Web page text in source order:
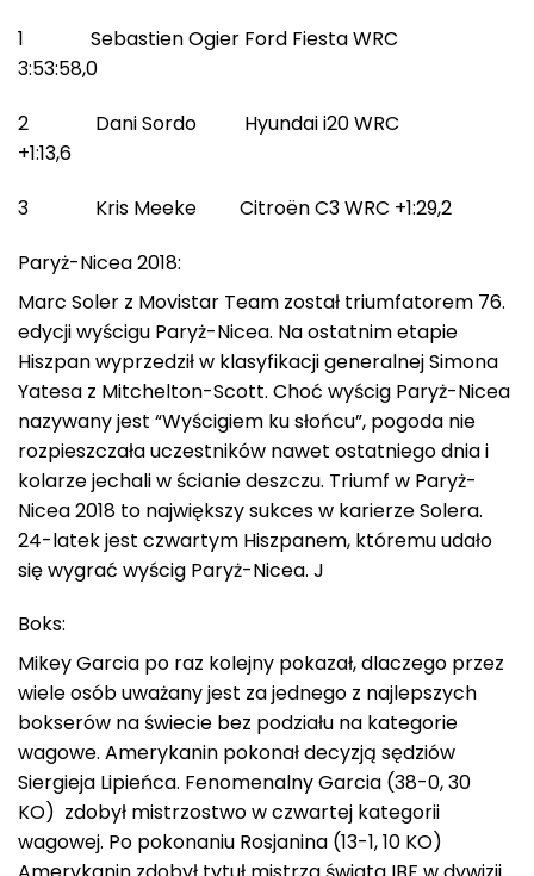
1 Sebastien Ogier Ford Fiesta WRC
3:53:58,0
2 Dani Sordo Hyundai i20 WRC
+1:13,6
3 Kris Meeke Citroën C3 WRC +1:29,2
Paryż-Nicea 2018:
Marc Soler z Movistar Team został triumfatorem 76.
edycji wyścigu Paryż-Nicea. Na ostatnim etapie
Hiszpan wyprzedził w klasyfikacji generalnej Simona
Yatesa z Mitchelton-Scott. Choć wyścig Paryż-Nicea
nazywany jest “Wyścigiem ku słońcu”, pogoda nie
rozpieszczała uczestników nawet ostatniego dnia i
kolarze jechali w ścianie deszczu. Triumf w Paryż-
Nicea 2018 to największy sukces w karierze Solera.
24-latek jest czwartym Hiszpanem, któremu udało
się wygrać wyścig Paryż-Nicea. J
Boks:
Mikey Garcia po raz kolejny pokazał, dlaczego przez
wiele osób uważany jest za jednego z najlepszych
bokserów na świecie bez podziału na kategorie
wagowe. Amerykanin pokonał decyzją sędziów
Siergieja Lipieńca. Fenomenalny Garcia (38-0, 30
KO) zdobył mistrzostwo w czwartej kategorii
wagowej. Po pokonaniu Rosjanina (13-1, 10 KO)